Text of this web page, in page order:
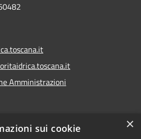
Amministrazioni
×
sui cookie